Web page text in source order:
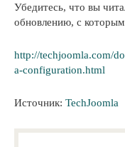
Убедитесь, что вы
обновлению, с
http://techjoomla.com/
a-configuration.html
Источник: TechJoomla